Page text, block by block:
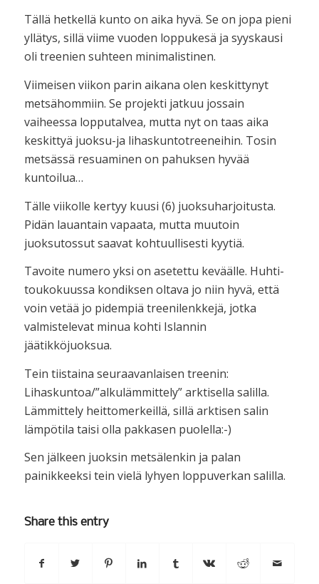
Tällä hetkellä kunto on aika hyvä. Se on jopa pieni
yllätys, sillä viime vuoden loppukesä ja syyskausi
oli treenien suhteen minimalistinen.
Viimeisen viikon parin aikana olen keskittynyt
metsähommiin. Se projekti jatkuu jossain
vaiheessa lopputalvea, mutta nyt on taas aika
keskittyä juoksu-ja lihaskuntotreeneihin. Tosin
metsässä resuaminen on pahuksen hyvää
kuntoilua…
Tälle viikolle kertyy kuusi (6) juoksuharjoitusta.
Pidän lauantain vapaata, mutta muutoin
juoksutossut saavat kohtuullisesti kyytiä.
Tavoite numero yksi on asetettu keväälle. Huhti-
toukokuussa kondiksen oltava jo niin hyvä, että
voin vetää jo pidempiä treenilenkkejä, jotka
valmistelevat minua kohti Islannin
jäätikköjuoksua.
Tein tiistaina seuraavanlaisen treenin:
Lihaskuntoa/”alkulämmittely” arktisella salilla.
Lämmittely heittomerkeillä, sillä arktisen salin
lämpötila taisi olla pakkasen puolella:-)
Sen jälkeen juoksin metsälenkin ja palan
painikkeeksi tein vielä lyhyen loppuverkan salilla.
Share this entry